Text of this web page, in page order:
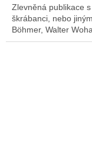
Zlevněná publikace
škrábanci, nebo
Böhmer, Walter